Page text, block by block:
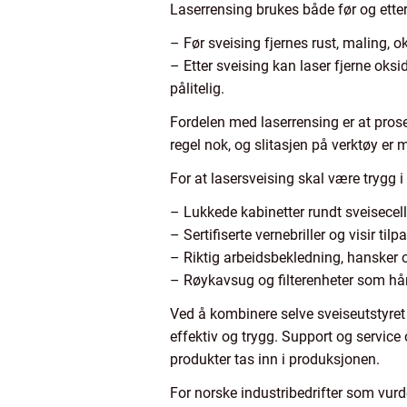
Laserrensing brukes både før og
– Før sveising fjernes rust, maling,
– Etter sveising kan laser fjerne
pålitelig.
Fordelen med laserrensing er at
regel nok, og slitasjen på verktøy er
For at lasersveising skal være trygg
– Lukkede kabinetter rundt
– Sertifiserte vernebriller og visir
– Riktig arbeidsbekledning, hansker
– Røykavsug og filterenheter som
Ved å kombinere selve
effektiv og trygg. Support og
produkter tas inn i produksjonen.
For norske industribedrifter som